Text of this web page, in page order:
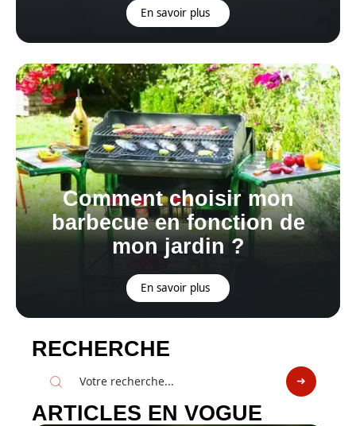
En savoir plus
Comment choisir mon
barbecue en fonction de
mon jardin ?
En savoir plus
RECHERCHE
ARTICLES EN VOGUE